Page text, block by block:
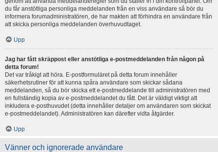
du får anstötliga personliga meddelanden från en viss användare så bör du
informera forumadministratören, de har makten att förhindra en användare från
att skicka personliga meddelanden överhuvudtaget.
Upp
Jag har fått skräppost eller anstötliga e-postmeddelanden från någon på
detta forum!
Det var tråkigt att höra. E-postformuläret på detta forum innehåller
säkerhetsrutiner för att kunna spåra användare som skickar sådana
meddelanden, så du bör skicka ett e-postmeddelande till administratören med
en fullständig kopia av e-postmeddelandet du fått. Det är väldigt viktigt att
inkludera e-posthuvudet (detta innehåller detaljer om användaren som skickat
e-postmeddelandet). Administratören kan därefter vidta åtgärder.
Upp
Vänner och ignorerade användare